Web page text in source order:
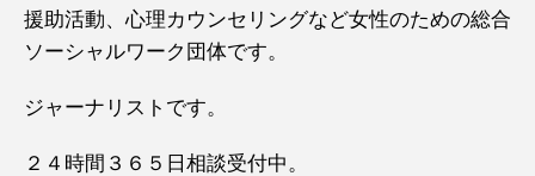
援助活動、心理カウンセリングなど女性のための総合
ソーシャルワーク団体です。
ジャーナリストです。
２４時間３６５日相談受付中。